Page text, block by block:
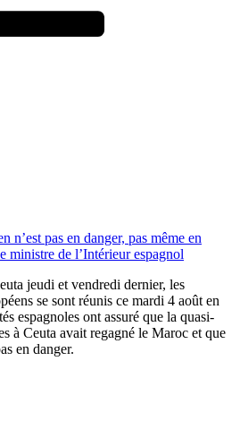
n’est pas en danger, pas même en
ministre de l’Intérieur espagnol
jeudi et vendredi dernier, les
se sont réunis ce mardi 4 août en
espagnoles ont assuré que la quasi-
à Ceuta avait regagné le Maroc et que
en danger.